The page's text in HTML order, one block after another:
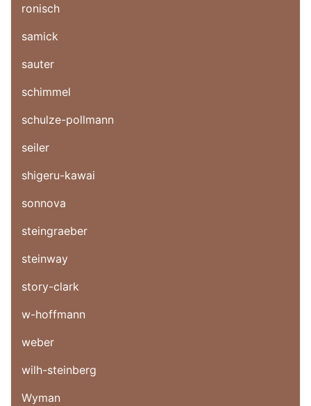
ronisch
samick
sauter
schimmel
schulze-pollmann
seiler
shigeru-kawai
sonnova
steingraeber
steinway
story-clark
w-hoffmann
weber
wilh-steinberg
Wyman